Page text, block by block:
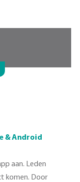
& Android
aan. Leden
komen. Door